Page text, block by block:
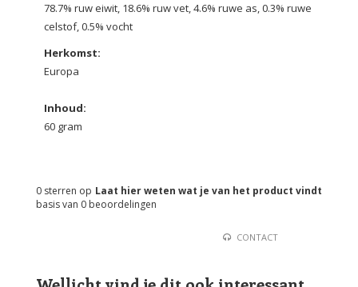
78.7% ruw eiwit, 18.6% ruw vet, 4.6% ruwe as, 0.3% ruwe
celstof, 0.5% vocht
Herkomst:
Europa
Inhoud:
60 gram
Laat hier weten wat je van het product vindt
0 sterren op
basis van 0 beoordelingen
CONTACT